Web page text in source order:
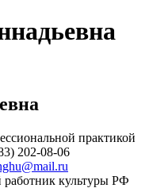
практикой
202-08-06
культуры РФ